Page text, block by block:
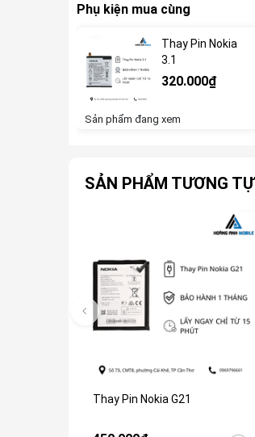
Phụ kiện mua cùng
Thay Pin Nokia
3.1
320.000₫
Sản phẩm đang xem
SẢN PHẨM TƯƠNG TỰ
Thay Pin Nokia G21